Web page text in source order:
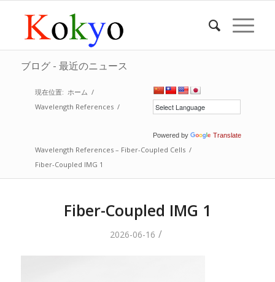
ブログ - 最近のニュース
Powered by Translate
現在位置: ホーム /
Wavelength References /
Wavelength References – Fiber-Coupled Cells /
Fiber-Coupled IMG 1
Fiber-Coupled IMG 1
2026-06-16 /